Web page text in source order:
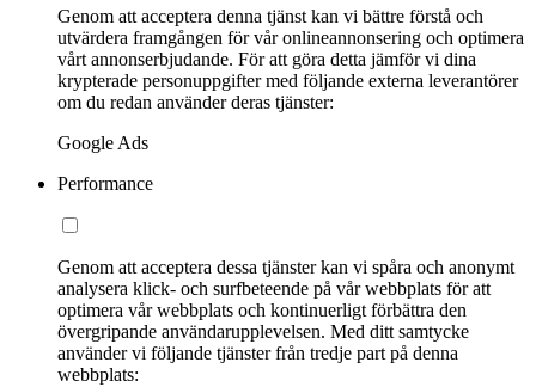
Genom att acceptera denna tjänst kan vi bättre förstå och
utvärdera framgången för vår onlineannonsering och optimera
vårt annonserbjudande. För att göra detta jämför vi dina
krypterade personuppgifter med följande externa leverantörer
om du redan använder deras tjänster:
Google Ads
Performance
Genom att acceptera dessa tjänster kan vi spåra och anonymt
analysera klick- och surfbeteende på vår webbplats för att
optimera vår webbplats och kontinuerligt förbättra den
övergripande användarupplevelsen. Med ditt samtycke
använder vi följande tjänster från tredje part på denna
webbplats: